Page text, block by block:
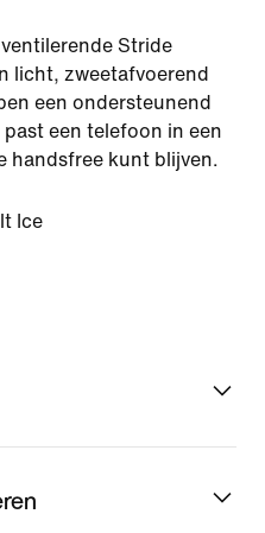
Stride
licht, zweetafvoerend
een ondersteunend
een telefoon in een
handsfree kunt blijven.
Ice